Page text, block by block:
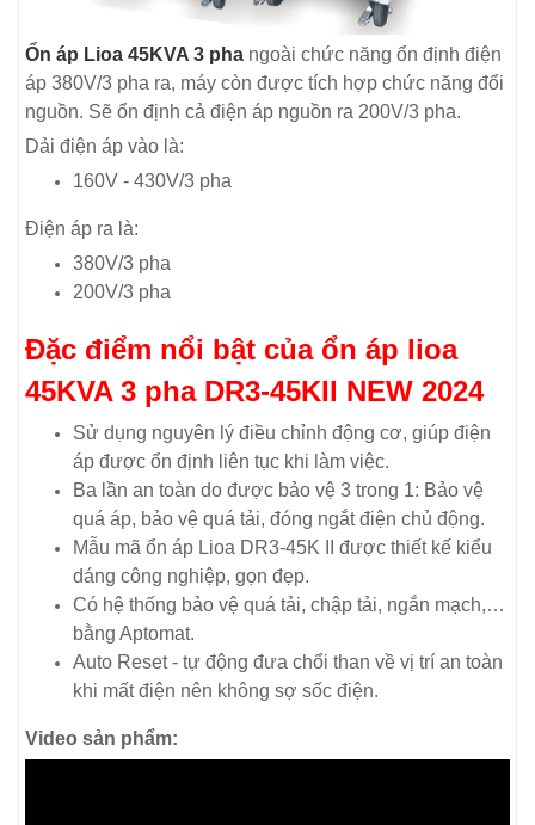
Ổn áp Lioa 45KVA 3 pha ngoài chức năng ổn định điện
áp 380V/3 pha ra, máy còn được tích hợp chức năng đổi
nguồn. Sẽ ổn định cả điện áp nguồn ra 200V/3 pha.
Dải điện áp vào là:
160V - 430V/3 pha
Điện áp ra là:
380V/3 pha
200V/3 pha
Đặc điểm nổi bật của ổn áp lioa
45KVA 3 pha DR3-45KII NEW 2024
Sử dụng nguyên lý điều chỉnh động cơ, giúp điện
áp được ổn định liên tục khi làm việc.
Ba lần an toàn do được bảo vệ 3 trong 1: Bảo vệ
quá áp, bảo vệ quá tải, đóng ngắt điện chủ động.
Mẫu mã ổn áp Lioa DR3-45K II được thiết kế kiểu
dáng công nghiệp, gọn đẹp.
Có hệ thống bảo vệ quá tải, chập tải, ngắn mạch,…
bằng Aptomat.
Auto Reset - tự động đưa chổi than về vị trí an toàn
khi mất điện nên không sợ sốc điện.
Video sản phẩm: